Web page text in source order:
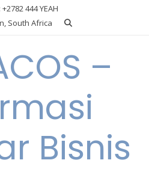
444 YEAH
South Africa
–
Bisnis